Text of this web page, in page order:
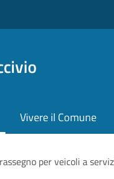
Vivere il Comune
per veicoli a